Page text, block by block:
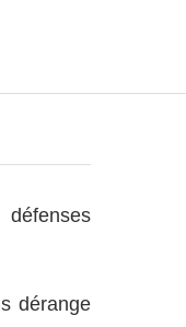
dérange